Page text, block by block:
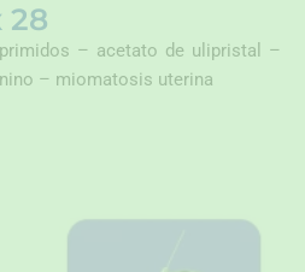
28
– acetato de ulipristal –
– miomatosis uterina